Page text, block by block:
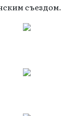
съездом.